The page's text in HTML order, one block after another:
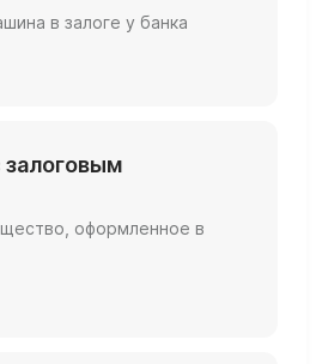
в залоге у банка
залоговым
оформленное в